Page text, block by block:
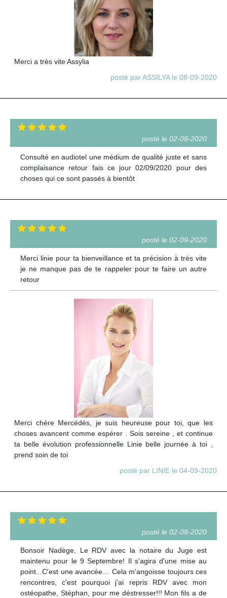
Merci a très vite Assylia
posté par ASSILYA le 08-09-2020
posté le 02-09-2020
Consulté en audiotel une médium de qualité juste et sans
complaisance retour fais ce jour 02/09/2020 pour des
choses qui ce sont passés à bientôt
posté le 02-09-2020
Merci linie pour ta bienveillance et ta précision à très vite
je ne manque pas de te rappeler pour te faire un autre
retour
Merci chére Mercédés, je suis heureuse pour toi, que les
choses avancent comme espérer . Sois sereine , et continue
ta belle évolution professionnelle Linie belle journée à toi ,
prend soin de toi
posté par LINIE le 04-09-2020
posté le 02-09-2020
Bonsoir Nadège, Le RDV avec la notaire du Juge est
maintenu pour le 9 Septembre! Il s'agira d'une mise au
point...C'est une avancée… Cela m'angoisse toujours ces
rencontres, c'est pourquoi j'ai repris RDV avec mon
ostéopathe, Stéphan, pour me déstresser!!! Mon fils a de